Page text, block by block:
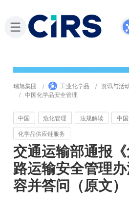
瑞旭集团 工业化学品 资讯与活
中国化学品安全管理
中国 危化管理 法规解读
中
化学品供应链服务
交通运输部通报
路运输安全管理
容并答问（原文）